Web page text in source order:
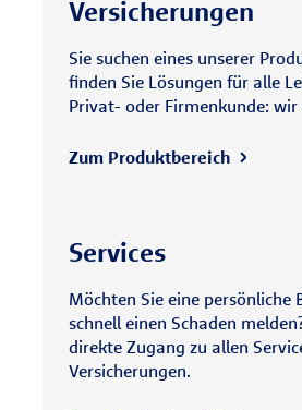
Versicherungen
Sie suchen eines unserer
finden Sie Lösungen für alle
Privat- oder Firmenkunde: wir
Zum Produktbereich
Services
Möchten Sie eine persönliche
schnell einen Schaden
direkte Zugang zu allen
Versicherungen.